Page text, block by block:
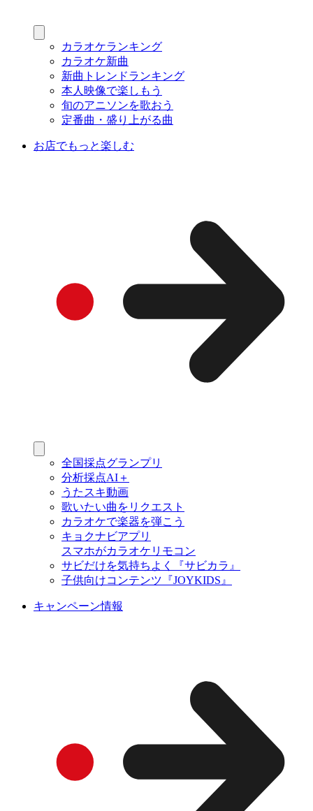
カラオケランキング
カラオケ新曲
新曲トレンドランキング
本人映像で楽しもう
旬のアニソンを歌おう
定番曲・盛り上がる曲
お店でもっと楽しむ
全国採点グランプリ
分析採点AI＋
うたスキ動画
歌いたい曲をリクエスト
カラオケで楽器を弾こう
キョクナビアプリ
スマホがカラオケリモコン
サビだけを気持ちよく『サビカラ』
子供向けコンテンツ『JOYKIDS』
キャンペーン情報